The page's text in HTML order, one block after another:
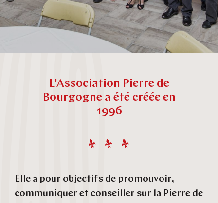
L’Association Pierre de
Bourgogne a été créée en
1996
Elle a pour objectifs de promouvoir,
communiquer et conseiller sur la Pierre de